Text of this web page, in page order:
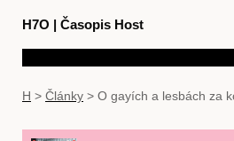
H7O | Časopis Host
H > Články > O gayích a lesbách za